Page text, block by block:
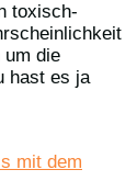
toxisch-
um die
hast es ja